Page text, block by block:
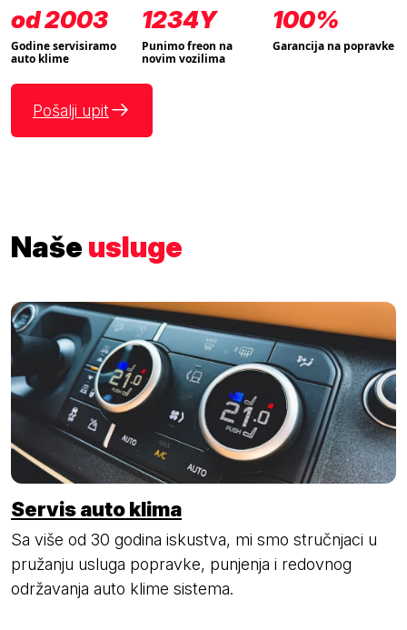
od 2003
Godine servisiramo
auto klime
1234Y
Punimo freon na
novim vozilima
100%
Garancija na popravke
Pošalji upit
Naše usluge
Servis auto klima
Sa više od 30 godina iskustva, mi smo stručnjaci u
pružanju usluga popravke, punjenja i redovnog
održavanja auto klime sistema.